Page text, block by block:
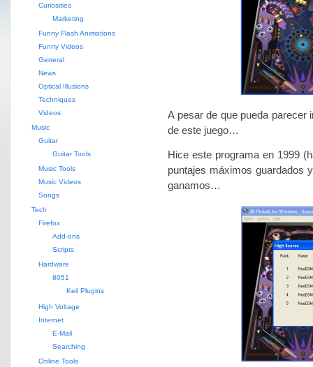
A pesar de que pueda parecer
de este juego…
Hice este programa en 1999
puntajes máximos guardados
ganamos…
Curiosities
Marketing
Funny Flash Animations
Funny Videos
General
News
Optical Illusions
Techniques
Videos
Music
Guitar
Guitar Tools
Music Tools
Music Videos
Songs
Tech
Firefox
Add-ons
Scripts
Hardware
8051
Keil Plugins
High Voltage
Internet
E-Mail
Searching
Online Tools